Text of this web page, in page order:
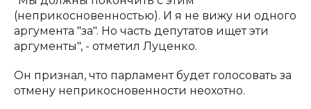
(неприкосновенностью). И я не вижу ни одного
аргумента "за". Но часть депутатов ищет эти
аргументы", - отметил Луценко.
Он признал, что парламент будет голосовать за
отмену неприкосновенности неохотно.